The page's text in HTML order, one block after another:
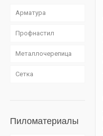
Арматура
Профнастил
Металлочерепица
Сетка
Пиломатериалы